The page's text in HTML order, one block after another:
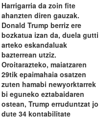
Harrigarria da zoin fite
ahanzten diren gauzak.
Donald Trump berriz ere
bozkatua izan da, duela gutti
arteko eskandaluak
bazterrean utziz.
Oroitarazteko, maiatzaren
29tik epaimahaia osatzen
zuten hamabi newyorktarrek
bi eguneko eztabaidaren
ostean, Trump erruduntzat jo
dute 34 kontabilitate